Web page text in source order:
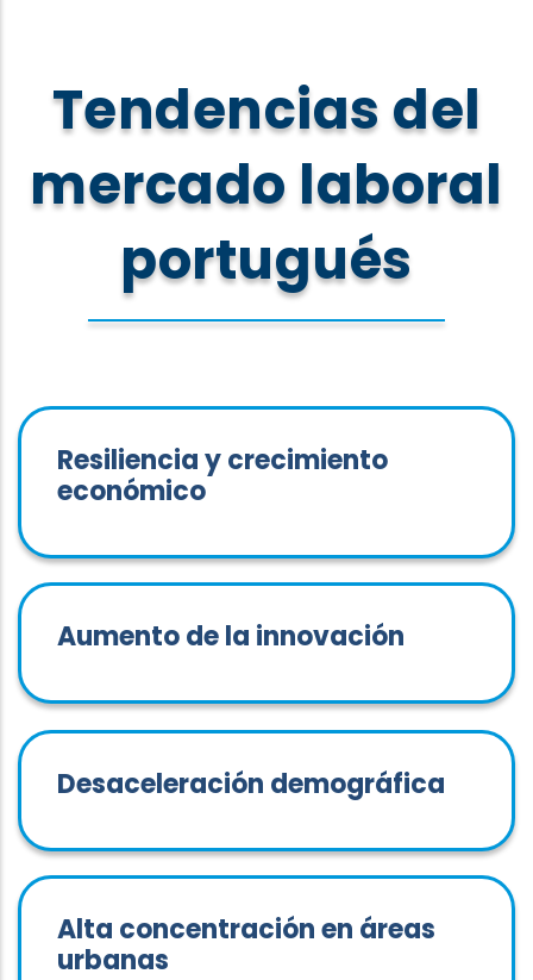
Tendencias del
mercado laboral
portugués
Resiliencia y crecimiento
económico
Aumento de la innovación
Desaceleración demográfica
Alta concentración en áreas
urbanas